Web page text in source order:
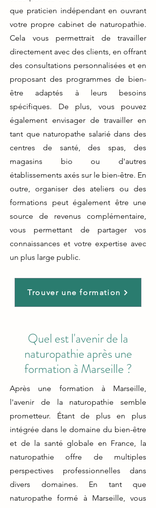
que praticien indépendant en ouvrant
votre propre cabinet de naturopathie.
Cela vous permettrait de travailler
directement avec des clients, en offrant
des consultations personnalisées et en
proposant des programmes de bien-
être adaptés à leurs besoins
spécifiques. De plus, vous pouvez
également envisager de travailler en
tant que naturopathe salarié dans des
centres de santé, des spas, des
magasins bio ou d'autres
établissements axés sur le bien-être. En
outre, organiser des ateliers ou des
formations peut également être une
source de revenus complémentaire,
vous permettant de partager vos
connaissances et votre expertise avec
un plus large public.
Trouver une formation
Quel est l'avenir de la
naturopathie après une
formation à Marseille ?
Après une formation à Marseille,
l'avenir de la naturopathie semble
prometteur. Étant de plus en plus
intégrée dans le domaine du bien-être
et de la santé globale en France, la
naturopathie offre de multiples
perspectives professionnelles dans
divers domaines. En tant que
naturopathe formé à Marseille, vous